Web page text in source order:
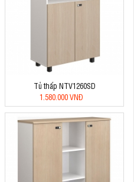
Tủ thấp NTV1260SD
1.580.000 VNĐ